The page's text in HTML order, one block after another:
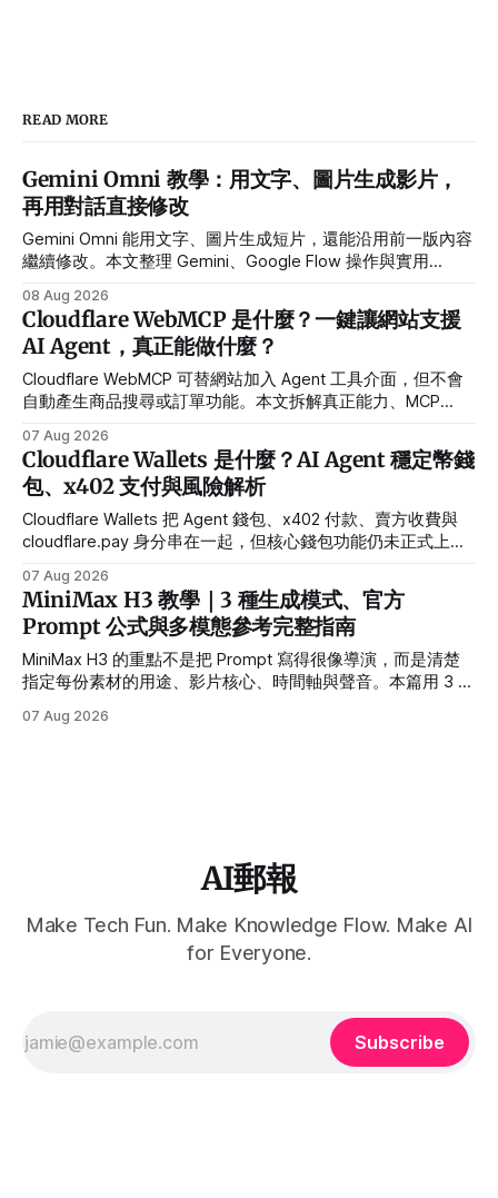
READ MORE
Gemini Omni 教學：用文字、圖片生成影片，
再用對話直接修改
Gemini Omni 能用文字、圖片生成短片，還能沿用前一版內容
繼續修改。本文整理 Gemini、Google Flow 操作與實用
08 Aug 2026
Cloudflare WebMCP 是什麼？一鍵讓網站支援
AI Agent，真正能做什麼？
Cloudflare WebMCP 可替網站加入 Agent 工具介面，但不會
自動產生商品搜尋或訂單功能。本文拆解真正能力、MCP
07 Aug 2026
Cloudflare Wallets 是什麼？AI Agent 穩定幣錢
包、x402 支付與風險解析
Cloudflare Wallets 把 Agent 錢包、x402 付款、賣方收費與
cloudflare.pay 身分串在一起，但核心錢包功能仍未正式上
07 Aug 2026
MiniMax H3 教學｜3 種生成模式、官方
Prompt 公式與多模態參考完整指南
MiniMax H3 的重點不是把 Prompt 寫得很像導演，而是清楚
指定每份素材的用途、影片核心、時間軸與聲音。本篇用 3 個
07 Aug 2026
AI郵報
Make Tech Fun. Make Knowledge Flow. Make AI
for Everyone.
Subscribe